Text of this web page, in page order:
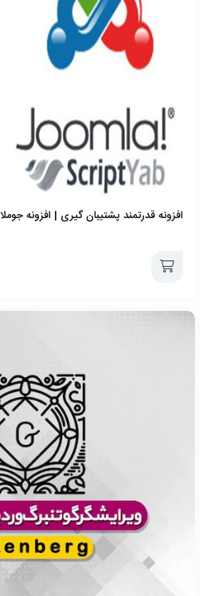
افزونه قدرتمند پشتیبان گیری | افزونه جوملا Akeeba Backup Pro